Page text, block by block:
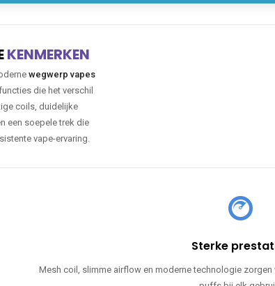
KENMERKEN
wegwerp vapes
die het verschil
coils, duidelijke
een soepele trek die
vape-ervaring.
Sterke
Mesh coil, slimme airflow en moderne technologie